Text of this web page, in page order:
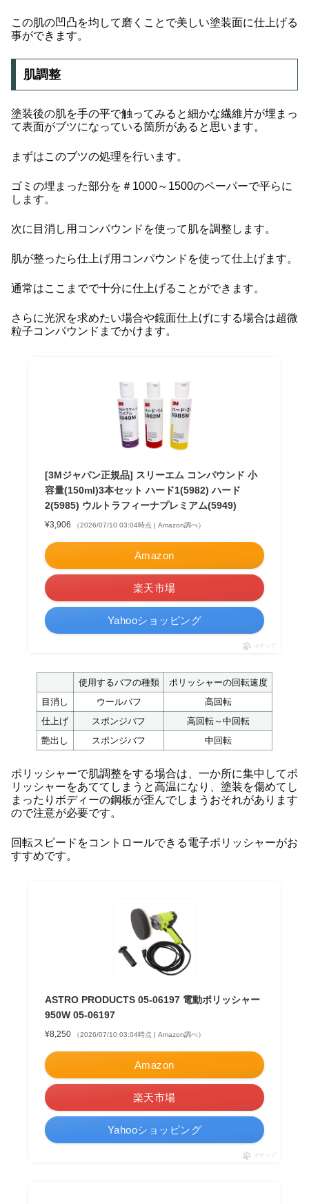
この肌の凹凸を均して磨くことで美しい塗装面に仕上げる
事ができます。
肌調整
塗装後の肌を手の平で触ってみると細かな繊維片が埋まっ
て表面がブツになっている箇所があると思います。
まずはこのブツの処理を行います。
ゴミの埋まった部分を＃1000～1500のペーパーで平らに
します。
次に目消し用コンパウンドを使って肌を調整します。
肌が整ったら仕上げ用コンパウンドを使って仕上げます。
通常はここまでで十分に仕上げることができます。
さらに光沢を求めたい場合や鏡面仕上げにする場合は超微
粒子コンパウンドまでかけます。
[3Mジャパン正規品] スリーエム コンパウンド 小
容量(150ml)3本セット ハード1(5982) ハード
2(5985) ウルトラフィーナプレミアム(5949)
¥3,906 （2026/07/10 03:04時点 | Amazon調べ）
Amazon
楽天市場
Yahooショッピング
ポチップ
使用するバフの種類
ポリッシャーの回転速度
目消し
ウールバフ
高回転
仕上げ
スポンジバフ
高回転～中回転
艶出し
スポンジバフ 中回転
ポリッシャーで肌調整をする場合は、一か所に集中してポ
リッシャーをあててしまうと高温になり、塗装を傷めてし
まったりボディーの鋼板が歪んでしまうおそれがあります
ので注意が必要です。
回転スピードをコントロールできる電子ポリッシャーがお
すすめです。
ASTRO PRODUCTS 05-06197 電動ポリッシャー
950W 05-06197
¥8,250 （2026/07/10 03:04時点 | Amazon調べ）
Amazon
楽天市場
Yahooショッピング
ポチップ